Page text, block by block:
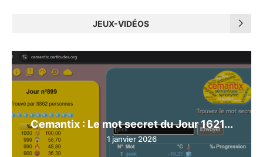
JEUX-VIDÉOS
Cemantix : Le mot secret du Jour 1621...
1 janvier 2026